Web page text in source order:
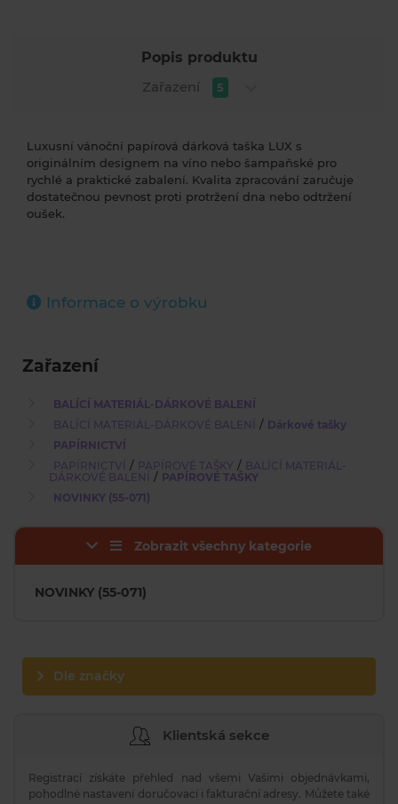
Popis produktu
Zařazení
5
Luxusní vánoční papírová dárková taška LUX s
originálním designem na víno nebo šampaňské pro
rychlé a praktické zabalení. Kvalita zpracování zaručuje
dostatečnou pevnost proti protržení dna nebo odtržení
oušek.
Informace o výrobku
Zařazení
BALÍCÍ MATERIÁL-DÁRKOVÉ BALENÍ
BALÍCÍ MATERIÁL-DÁRKOVÉ BALENÍ
/ Dárkové tašky
PAPÍRNICTVÍ
PAPÍRNICTVÍ / PAPÍROVÉ TAŠKY / BALÍCÍ MATERIÁL-
DÁRKOVÉ BALENÍ
/ PAPÍROVÉ TAŠKY
NOVINKY (55-071)
Zobrazit všechny kategorie
NOVINKY (55-071)
Dle značky
Klientská sekce
Registrací získáte přehled nad všemi Vašimi objednávkami,
pohodlné nastavení doručovací i fakturační adresy. Můžete také